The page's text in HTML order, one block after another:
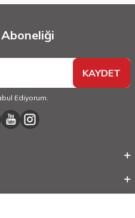
KAYDET
Ediyorum.